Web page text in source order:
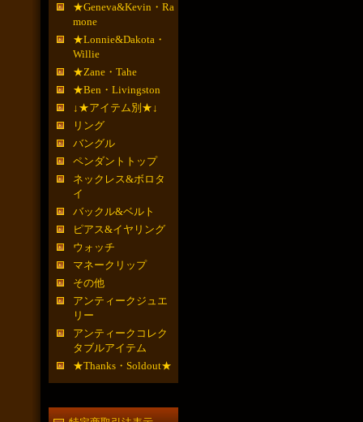
★Geneva&Kevin・Ra
mone
★Lonnie&Dakota・
Willie
★Zane・Tahe
★Ben・Livingston
↓★アイテム別★↓
リング
バングル
ペンダントトップ
ネックレス&ボロタ
イ
バックル&ベルト
ピアス&イヤリング
ウォッチ
マネークリップ
その他
アンティークジュエ
リー
アンティークコレク
タブルアイテム
★Thanks・Soldout★